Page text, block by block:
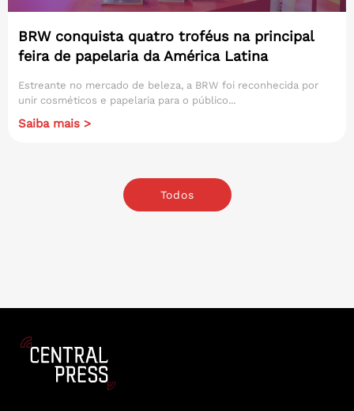
BRW conquista quatro troféus na principal
feira de papelaria da América Latina
Estreante no mercado de beleza, a BRW foi reconhecida por
unir cosméticos e papelaria para o público...
Saiba mais >
Todos